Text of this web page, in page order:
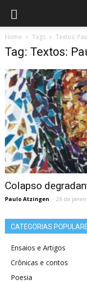
Home Tags Textos:
Tag: Textos:
Colapso
Paulo Atzingen - 26 de
CATEGORIAS
Ensaios e Artigos
Crônicas e contos
Poesia